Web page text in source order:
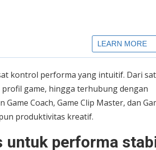
kontrol performa yang intuitif. Dari
game, hingga terhubung dengan
Coach, Game Clip Master, dan
produktivitas kreatif.
untuk performa